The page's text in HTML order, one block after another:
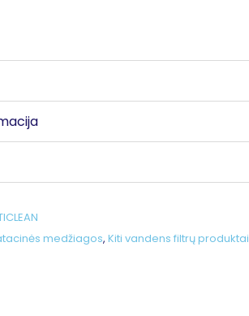
medžiagos, Kiti vandens filtrų produktai